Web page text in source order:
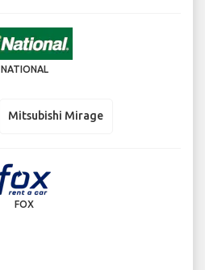
NATIONAL
Mitsubishi Mirage
FOX